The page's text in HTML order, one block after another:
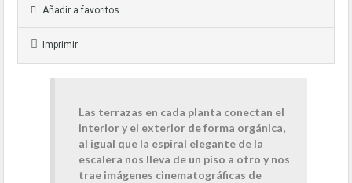
Añadir a favoritos
Imprimir
Las terrazas en cada planta conectan el
interior y el exterior de forma orgánica,
al igual que la espiral elegante de la
escalera nos lleva de un piso a otro y nos
trae imágenes cinematográficas de